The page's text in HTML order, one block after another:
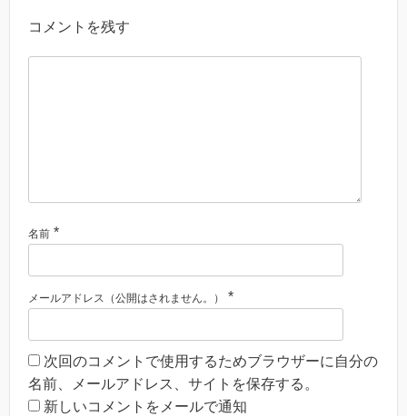
コメントを残す
名前 *
メールアドレス（公開はされません。） *
次回のコメントで使用するためブラウザーに自分の
名前、メールアドレス、サイトを保存する。
新しいコメントをメールで通知